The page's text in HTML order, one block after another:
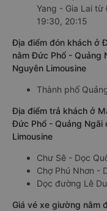
Yang - Gia Lai
19:30, 20:15
Địa điểm đón khách ở
nằm Đức Phổ - Quảng
Nguyên Limousine
Thành phố
Địa điểm trả khách ở
Đức Phổ - Quảng Ngãi
Limousine
Chư Sê - Dọc
Chợ Phú Nhơn -
Dọc đường Lê
Giá vé xe giường nằm